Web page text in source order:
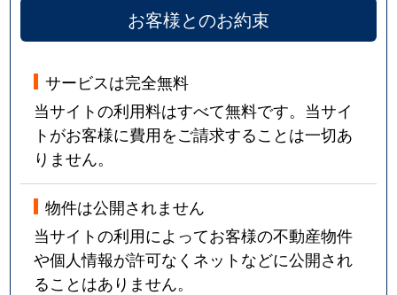
お客様とのお約束
サービスは完全無料
当サイトの利用料はすべて無料です。当サイ
トがお客様に費用をご請求することは一切あ
りません。
物件は公開されません
当サイトの利用によってお客様の不動産物件
や個人情報が許可なくネットなどに公開され
ることはありません。